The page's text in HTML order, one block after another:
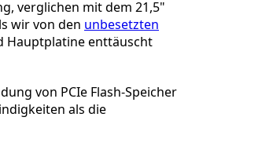
verglichen mit dem 21,5"
wir von den unbesetzten
Hauptplatine enttäuscht
von PCIe Flash-Speicher
als die